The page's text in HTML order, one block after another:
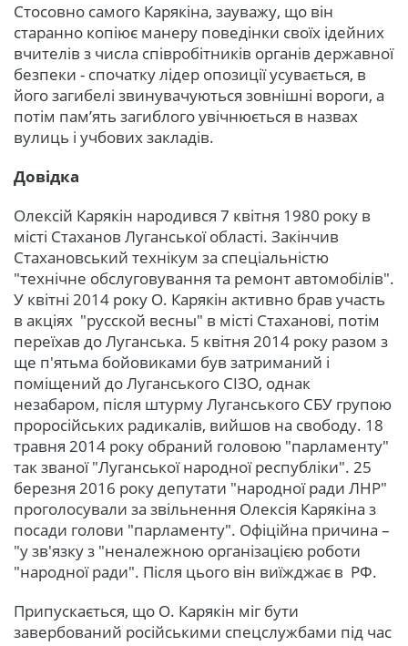
Стосовно самого Карякіна, зауважу, що він
старанно копіює манеру поведінки своїх ідейних
вчителів з числа співробітників органів державної
безпеки - спочатку лідер опозиції усувається, в
його загибелі звинувачуються зовнішні вороги, а
потім пам’ять загиблого увічнюється в назвах
вулиць і учбових закладів.
Довідка
Олексій Карякін народився 7 квітня 1980 року в
місті Стаханов Луганської області. Закінчив
Стахановський технікум за спеціальністю
"технічне обслуговування та ремонт автомобілів".
У квітні 2014 року О. Карякін активно брав участь
в акціях "русской весны" в місті Стаханові, потім
переїхав до Луганська. 5 квітня 2014 року разом з
ще п'ятьма бойовиками був затриманий і
поміщений до Луганського СІЗО, однак
незабаром, після штурму Луганського СБУ групою
проросійських радикалів, вийшов на свободу. 18
травня 2014 року обраний головою "парламенту"
так званої "Луганської народної республіки". 25
березня 2016 року депутати "народної ради ЛНР"
проголосували за звільнення Олексія Карякіна з
посади голови "парламенту". Офіційна причина –
"у зв'язку з "неналежною організацією роботи
"народної ради". Після цього він виїжджає в РФ.
Припускається, що О. Карякін міг бути
завербований російськими спецслужбами під час